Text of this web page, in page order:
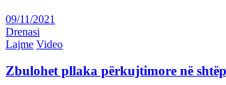
09/11/2021
Drenasi
Lajme Video
Zbulohet pllaka përkujtimore në